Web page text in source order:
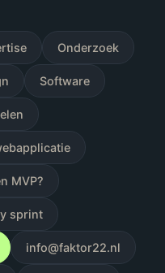
Onderzoek
Software
MVP?
sprint
info@faktor22.nl